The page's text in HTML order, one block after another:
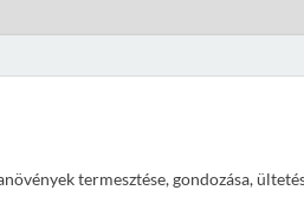
termesztése, gondozása,